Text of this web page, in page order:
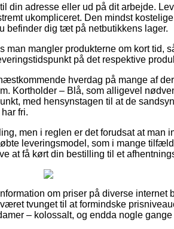
din adresse eller ud på dit arbejde.
ukompliceret. Den mindst
befinder dig tæt på netbutikkens lager.
mangler produkterne om kort tid,
på det respektive
hverdag på mange af
Kortholder – Blå, som alligevel
med hensynstagen til at de
fri.
men i reglen er det forudsat at man
leveringsmodel, som i mange
at få kørt din bestilling til et
om priser på diverse internet
tvunget til at formindske
– kolossalt, og endda nogle